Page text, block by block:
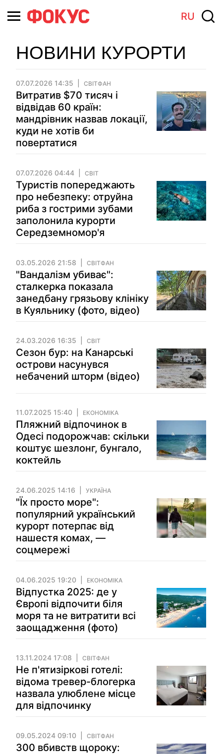
RU
НОВИНИ КУРОРТИ
07.07.2026 14:35 СВІТФАН
Витратив $70 тисяч і
відвідав 60 країн:
мандрівник назвав локації,
куди не хотів би
повертатися
07.07.2026 04:44 СВІТ
Туристів попереджають
про небезпеку: отруйна
риба з гострими зубами
заполонила курорти
Середземномор'я
03.05.2026 21:58 СВІТФАН
"Вандалізм убиває":
сталкерка показала
занедбану грязьову клініку
в Куяльнику (фото, відео)
24.03.2026 16:35 СВІТ
Сезон бур: на Канарські
острови насунувся
небачений шторм (відео)
11.07.2025 15:40 ЕКОНОМІКА
Пляжний відпочинок в
Одесі подорожчав: скільки
коштує шезлонг, бунгало,
коктейль
24.06.2025 14:16 УКРАЇНА
"Їх просто море":
популярний український
курорт потерпає від
нашестя комах, —
соцмережі
04.06.2025 19:20 ЕКОНОМІКА
Відпустка 2025: де у
Європі відпочити біля
моря та не витратити всі
заощадження (фото)
13.11.2024 17:08 СВІТФАН
Не п'ятизіркові готелі:
відома тревер-блогерка
назвала улюблене місце
для відпочинку
09.05.2024 09:10 СВІТФАН
300 вбивств щороку: